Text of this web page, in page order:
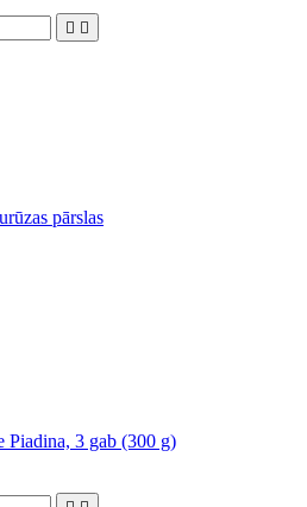
 
pārslas
Piadina, 3 gab (300 g)